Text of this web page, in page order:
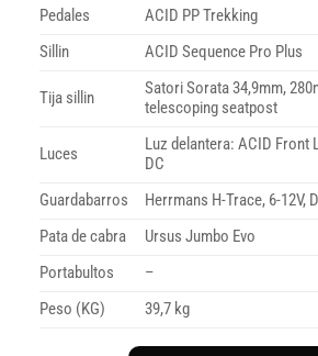
Pedales
ACID PP Trekking
Sillin
ACID Sequence Pro Plus
Tija sillin
Satori Sorata 34,9mm,
telescoping seatpost
Luces
Luz delantera: ACID Front
DC
Guardabarros
Herrmans H-Trace, 6-12V,
Pata de cabra
Ursus Jumbo Evo
Portabultos
–
Peso (KG)
39,7 kg